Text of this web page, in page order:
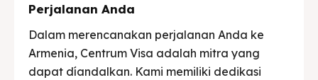
Perjalanan Anda
Dalam merencanakan perjalanan Anda ke
Armenia, Centrum Visa adalah mitra yang
dapat díandalkan. Kami memiliki dedikasi